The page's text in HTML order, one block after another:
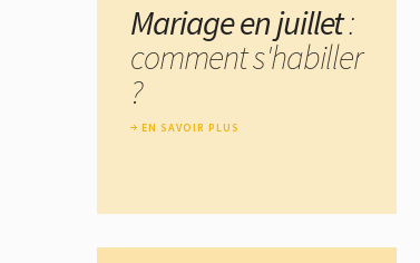
Mariage en juillet:
comment s'habiller
?
EN SAVOIR PLUS